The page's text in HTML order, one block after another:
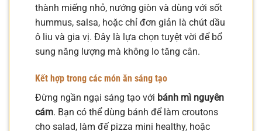
thành miếng nhỏ, nướng giòn và dùng với sốt
hummus, salsa, hoặc chỉ đơn giản là chút dầu
ô liu và gia vị. Đây là lựa chọn tuyệt vời để bổ
sung năng lượng mà không lo tăng cân.
Kết hợp trong các món ăn sáng tạo
Đừng ngần ngại sáng tạo với bánh mì nguyên
cám. Bạn có thể dùng bánh để làm croutons
cho salad, làm đế pizza mini healthy, hoặc